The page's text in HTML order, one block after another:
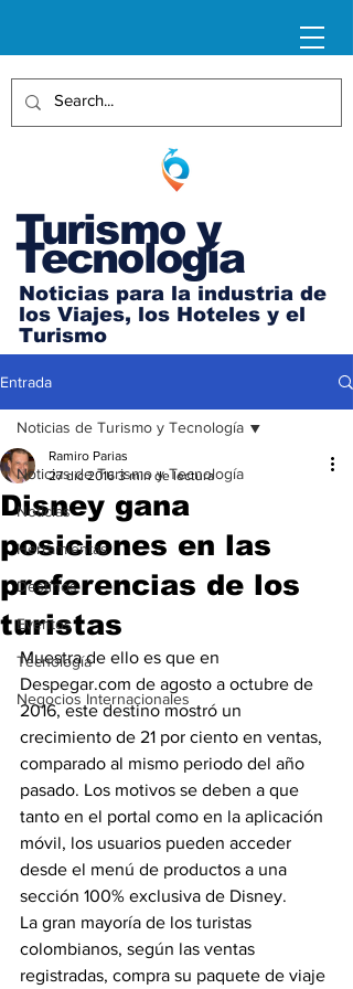
Turismo y
Tecnología
Noticias para la industria de
los Viajes, los Hoteles y el
Turismo
Entrada
Noticias de Turismo y Tecnología
Noticias
Herramientas
Destinos
Eventos
Tecnología
Negocios Internacionales
Noticias de Turismo y Tecnología
Disney gana
posiciones en las
preferencias de los
turistas
Ramiro Parias
27 dic 2016 3 min de lectura
Muestra de ello es que en
Despegar.com de agosto a octubre de
2016, este destino mostró un
crecimiento de 21 por ciento en ventas,
comparado al mismo periodo del año
pasado. Los motivos se deben a que
tanto en el portal como en la aplicación
móvil, los usuarios pueden acceder
desde el menú de productos a una
sección 100% exclusiva de Disney.
La gran mayoría de los turistas
colombianos, según las ventas
registradas, compra su paquete de viaje